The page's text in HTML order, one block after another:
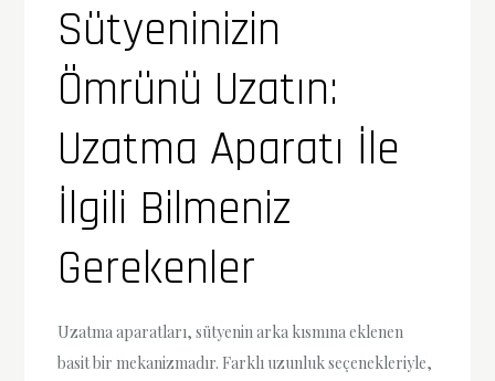
Sütyeninizin
Ömrünü Uzatın:
Uzatma Aparatı İle
İlgili Bilmeniz
Gerekenler
Uzatma aparatları, sütyenin arka kısmına eklenen
basit bir mekanizmadır. Farklı uzunluk seçenekleriyle,